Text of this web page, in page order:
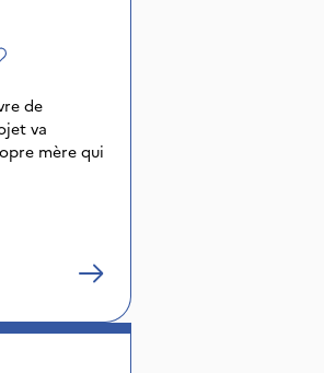
de
va
mère qui